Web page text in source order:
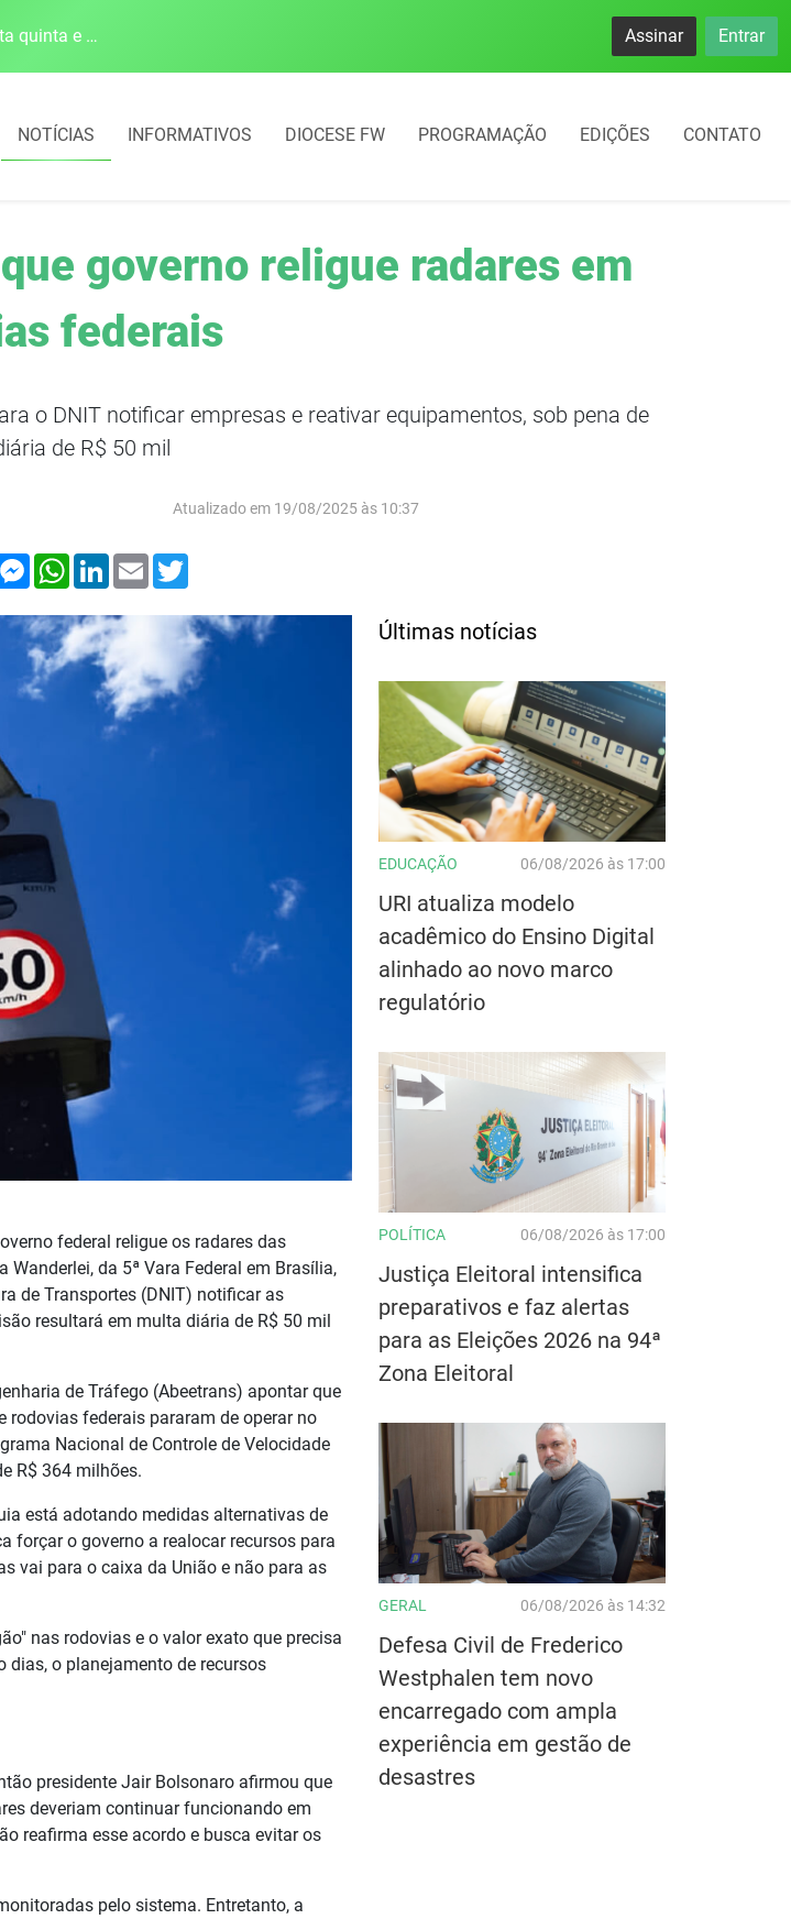
Defesa Civil alerta para risco de tornado e tempestades severas no RS entre esta quinta e sexta-feira Assinar Entrar
NOTÍCIAS INFORMATIVOS DIOCESE FW PROGRAMAÇÃO EDIÇÕES CONTATO
governo religue radares em
federais
o DNIT notificar empresas e reativar equipamentos, sob pena de
de R$ 50 mil
Atualizado em 19/08/2025 às 10:37
Messenger
WhatsApp
LinkedIn
Email
federal religue os radares das
da 5ª Vara Federal em Brasília,
de Transportes (DNIT) notificar as
resultará em multa diária de R$ 50 mil
de Tráfego (Abeetrans) apontar que
federais pararam de operar no
Nacional de Controle de Velocidade
R$ 364 milhões.
está adotando medidas alternativas de
forçar o governo a realocar recursos para
vai para o caixa da União e não para as
nas rodovias e o valor exato que precisa
dias, o planejamento de recursos
presidente Jair Bolsonaro afirmou que
deveriam continuar funcionando em
reafirma esse acordo e busca evitar os
pelo sistema. Entretanto, a
Últimas notícias
EDUCAÇÃO 06/08/2026 às 17:00
URI atualiza modelo
acadêmico do Ensino Digital
alinhado ao novo marco
regulatório
POLÍTICA 06/08/2026 às 17:00
Justiça Eleitoral intensifica
preparativos e faz alertas
para as Eleições 2026 na 94ª
Zona Eleitoral
GERAL 06/08/2026 às 14:32
Defesa Civil de Frederico
Westphalen tem novo
encarregado com ampla
experiência em gestão de
desastres